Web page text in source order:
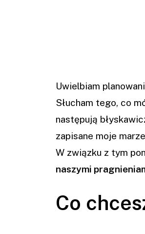
Uwielbiam
Słucham tego, co
następują
zapisane moje
W związku z tym
naszymi
Co